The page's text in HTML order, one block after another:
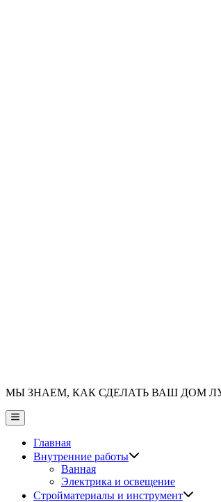
МЫ ЗНАЕМ, КАК СДЕЛАТЬ ВАШ ДОМ
Главное
меню
Главная
Внутренние работы
Ванная
Электрика и освещение
Стройматериалы и инструмент